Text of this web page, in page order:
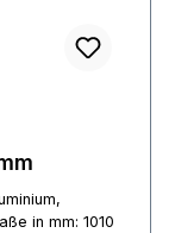
in mm: 1010